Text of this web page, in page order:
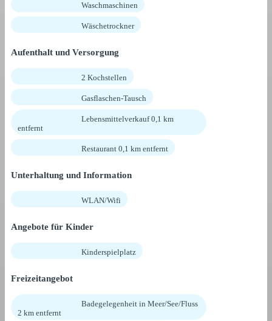
Waschmaschinen
Wäschetrockner
Aufenthalt und Versorgung
2 Kochstellen
Gasflaschen-Tausch
Lebensmittelverkauf 0,1 km
entfernt
Restaurant 0,1 km entfernt
Unterhaltung und Information
WLAN/Wifi
Angebote für Kinder
Kinderspielplatz
Freizeitangebot
Badegelegenheit in Meer/See/Fluss
2 km entfernt